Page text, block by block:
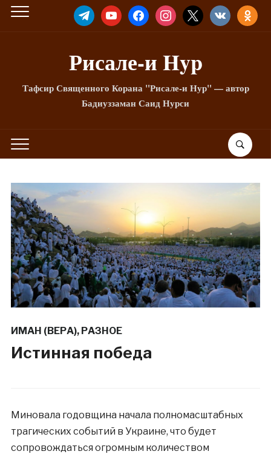
TELEGRAMYOUTUBEFACEBOOKINSTAGRAM
X VKONTAKTE
Рисале-и Hyp
Тафсир Священного Корана "Рисале-и Нур" — автор
Бадиуззаман Саид Нурси
ИМАН (ВЕРА), РАЗНОЕ
Истинная победа
Миновала годовщина начала полномасштабных
трагических событий в Украине, что будет
сопровождаться огромным количеством